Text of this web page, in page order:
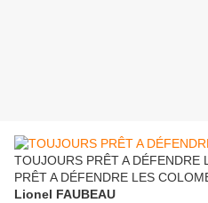
TOUJOURS PRÊT A DÉFENDRE
PRÊT A DÉFENDRE LES
Lionel FAUBEAU